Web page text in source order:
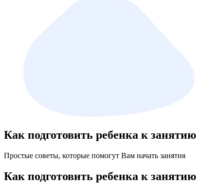
Как подготовить ребенка к занятию
Простые советы, которые помогут Вам начать занятия
Как подготовить ребенка к занятию